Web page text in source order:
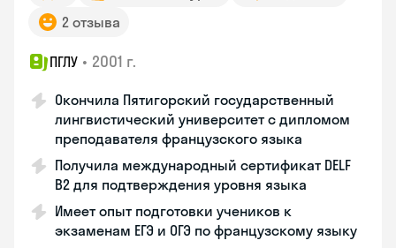
2 отзыва
ПГЛУ • 2001 г.
Окончила Пятигорский государственный
лингвистический университет с дипломом
преподавателя французского языка
Получила международный сертификат DELF
B2 для подтверждения уровня языка
Имеет опыт подготовки учеников к
экзаменам ЕГЭ и ОГЭ по французскому языку